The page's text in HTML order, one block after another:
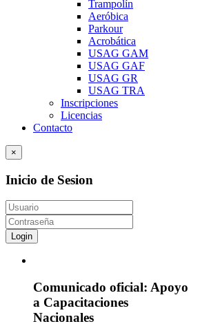
Trampolín
Aeróbica
Parkour
Acrobática
USAG GAM
USAG GAF
USAG GR
USAG TRA
Inscripciones
Licencias
Contacto
×
Inicio de Sesion
Login
Comunicado oficial: Apoyo
a Capacitaciones
Nacionales